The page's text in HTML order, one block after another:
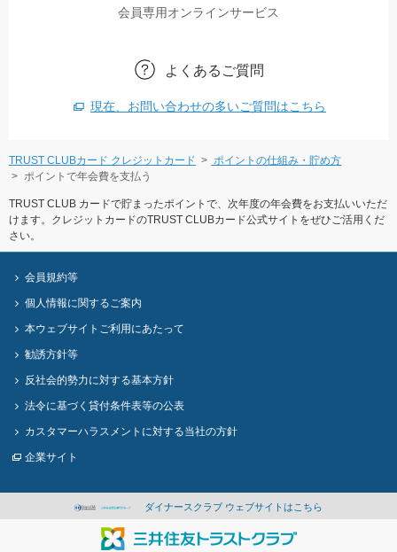
会員専用オンラインサービス
よくあるご質問
現在、お問い合わせの多いご質問はこちら
TRUST CLUBカード クレジットカード
ポイントの仕組み・貯め⽅
ポイントで年会費を⽀払う
TRUST CLUB カードで貯まったポイントで、次年度の年会費をお⽀払いいただ
けます。クレジットカードのTRUST CLUBカード公式サイトをぜひご活用くだ
さい。
会員規約等
個人情報に関するご案内
本ウェブサイトご利用にあたって
勧誘方針等
反社会的勢力に対する基本方針
法令に基づく貸付条件表等の公表
カスタマーハラスメントに対する当社の方針
企業サイト
ダイナースクラブ ウェブサイトはこちら